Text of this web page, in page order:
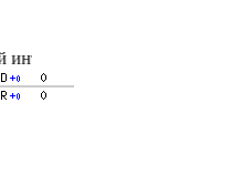
качественное цифровое и